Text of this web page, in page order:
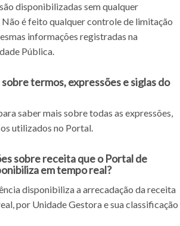
disponibilizadas sem qualquer
é feito qualquer controle de limitação
informações registradas na
Pública.
termos, expressões e siglas do
saber mais sobre todas as expressões,
utilizados no Portal.
sobre receita que o Portal de
em tempo real?
disponibiliza a arrecadação da receita
por Unidade Gestora e sua classificação